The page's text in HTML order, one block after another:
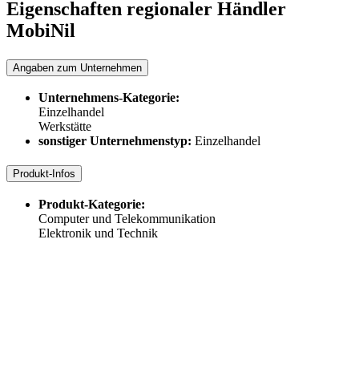
Eigenschaften regionaler Händler
MobiNil
Angaben zum Unternehmen
Unternehmens-Kategorie:
Einzelhandel
Werkstätte
sonstiger Unternehmenstyp: Einzelhandel
Produkt-Infos
Produkt-Kategorie:
Computer und Telekommunikation
Elektronik und Technik